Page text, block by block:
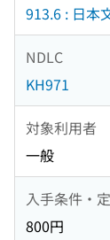
913.6 : 日本
NDLC
KH971
対象利用者
一般
入手条件・
800円